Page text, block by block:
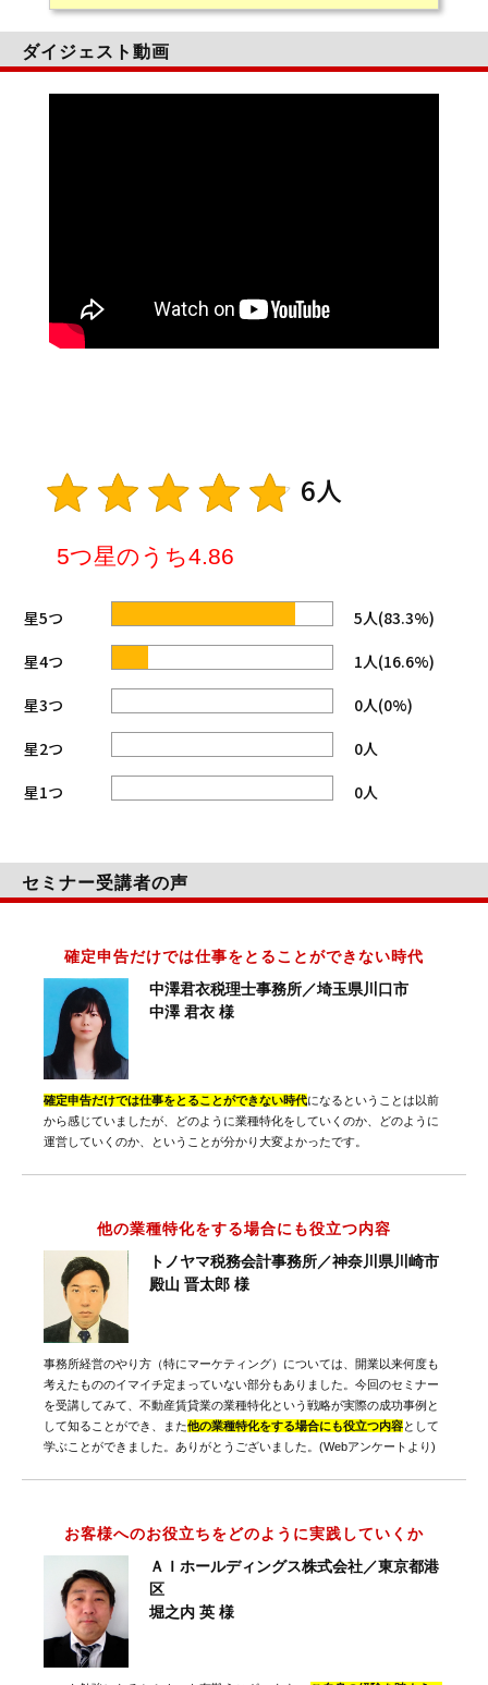
ダイジェスト動画
6人
5つ星のうち4.86
星5つ
5人(83.3%)
星4つ
1人(16.6%)
星3つ
0人(0%)
星2つ
0人
星1つ
0人
セミナー受講者の声
確定申告だけでは仕事をとることができない時代
中澤君衣税理士事務所／埼玉県川口市
中澤 君衣 様
確定申告だけでは仕事をとることができない時代になるということは以前
から感じていましたが、どのように業種特化をしていくのか、どのように
運営していくのか、ということが分かり大変よかったです。
他の業種特化をする場合にも役立つ内容
トノヤマ税務会計事務所／神奈川県川崎市
殿山 晋太郎 様
事務所経営のやり方（特にマーケティング）については、開業以来何度も
考えたもののイマイチ定まっていない部分もありました。今回のセミナー
を受講してみて、不動産賃貸業の業種特化という戦略が実際の成功事例と
して知ることができ、また他の業種特化をする場合にも役立つ内容として
学ぶことができました。ありがとうございました。(Webアンケートより)
お客様へのお役立ちをどのように実践していくか
ＡＩホールディングス株式会社／東京都港
区
堀之内 英 様